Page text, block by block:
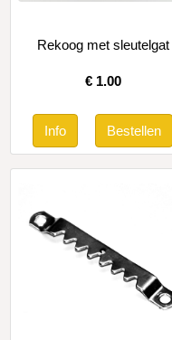
Rekoog met sleutelgat
€ 1.00